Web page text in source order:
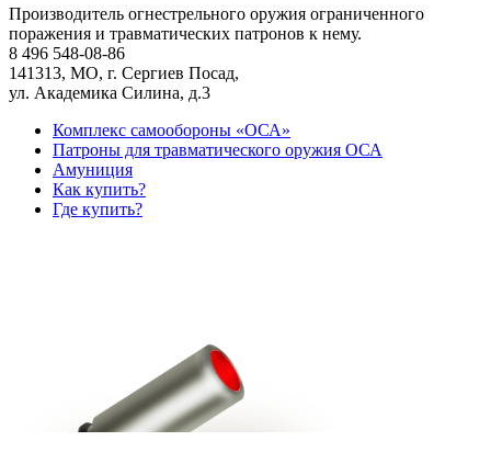
Производитель огнестрельного оружия ограниченного
поражения и травматических патронов к нему.
8 496 548-08-86
141313, МО, г. Сергиев Посад,
ул. Академика Силина, д.3
Комплекс самообороны «ОСА»
Патроны для травматического оружия ОСА
Амуниция
Как купить?
Где купить?